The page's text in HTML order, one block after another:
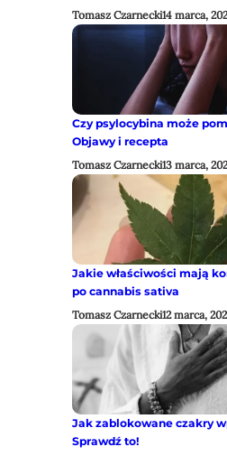
Tomasz Czarnecki14 marca,
Czy psylocybina może
Objawy i recepta
Tomasz Czarnecki13 marca,
Jakie właściwości mają
po cannabis sativa
Tomasz Czarnecki12 marca,
Jak zablokowane czakry
Sprawdź to!